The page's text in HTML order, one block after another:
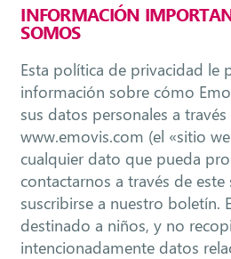
INFORMACIÓN
SOMOS
Esta política de privacidad le
información sobre cómo
sus datos personales a
www.emovis.com (el «sitio
cualquier dato que pueda
contactarnos a través de
suscribirse a nuestro boletín.
destinado a niños, y no
intencionadamente datos